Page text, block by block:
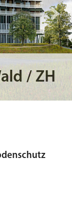
/ ZH